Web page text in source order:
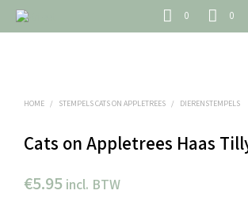
0 0
HOME / STEMPELS CATS ON APPLETREES / DIERENSTEMPELS
Cats on Appletrees Haas
€5.95 incl. BTW